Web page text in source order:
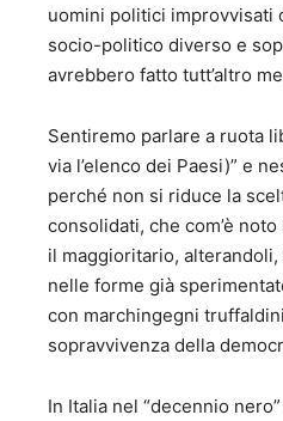
uomini politici improvvisati
socio-politico diverso e
avrebbero fatto tutt’altro
Sentiremo parlare a ruota
via l’elenco dei Paesi)” e
perché non si riduce la
consolidati, che com’è
il maggioritario,
nelle forme già
con marchingegni
sopravvivenza della
In Italia nel “decennio